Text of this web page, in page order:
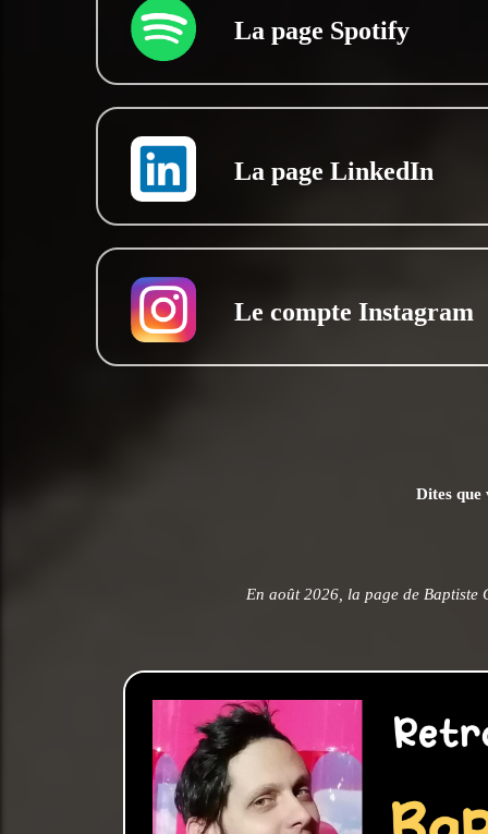
La page Spotify
La page LinkedIn
Le compte Instagram
Dites que
En août 2026, la page de Baptiste